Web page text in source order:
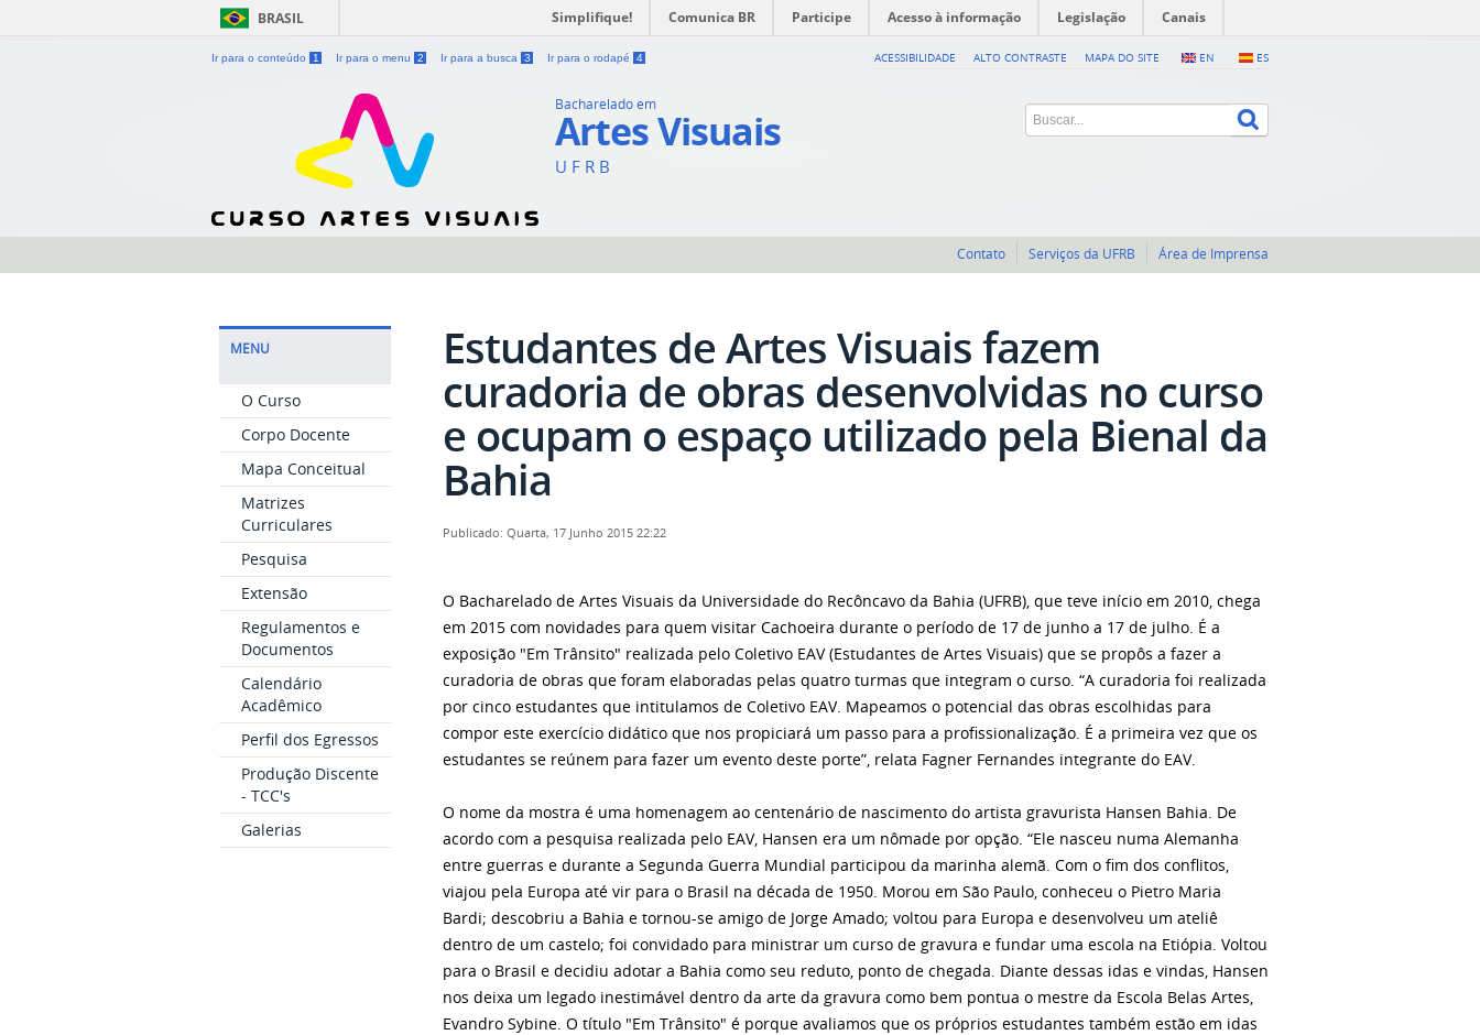
BRASIL Simplifique! Comunica BR Participe Acesso à informação Legislação Canais
Ir para o conteúdo 1 Ir para o menu 2 Ir para a busca 3 Ir para o rodapé 4 EN ES
ACESSIBILIDADE ALTO CONTRASTE MAPA DO SITE
Bacharelado em
Artes Visuais
U F R B
Contato Serviços da UFRB Área de Imprensa
MENU
O Curso
Corpo Docente
Mapa Conceitual
Matrizes
Curriculares
Pesquisa
Extensão
Regulamentos e
Documentos
Calendário
Acadêmico
Perfil dos Egressos
Produção Discente
- TCC's
Galerias
Estudantes de Artes Visuais fazem
curadoria de obras desenvolvidas no curso
e ocupam o espaço utilizado pela Bienal da
Bahia
Publicado: Quarta, 17 Junho 2015 22:22
O Bacharelado de Artes Visuais da Universidade do Recôncavo da Bahia (UFRB), que teve início em 2010, chega
em 2015 com novidades para quem visitar Cachoeira durante o período de 17 de junho a 17 de julho. É a
exposição "Em Trânsito" realizada pelo Coletivo EAV (Estudantes de Artes Visuais) que se propôs a fazer a
curadoria de obras que foram elaboradas pelas quatro turmas que integram o curso. “A curadoria foi realizada
por cinco estudantes que intitulamos de Coletivo EAV. Mapeamos o potencial das obras escolhidas para
compor este exercício didático que nos propiciará um passo para a profissionalização. É a primeira vez que os
estudantes se reúnem para fazer um evento deste porte”, relata Fagner Fernandes integrante do EAV.
O nome da mostra é uma homenagem ao centenário de nascimento do artista gravurista Hansen Bahia. De
acordo com a pesquisa realizada pelo EAV, Hansen era um nômade por opção. “Ele nasceu numa Alemanha
entre guerras e durante a Segunda Guerra Mundial participou da marinha alemã. Com o fim dos conflitos,
viajou pela Europa até vir para o Brasil na década de 1950. Morou em São Paulo, conheceu o Pietro Maria
Bardi; descobriu a Bahia e tornou-se amigo de Jorge Amado; voltou para Europa e desenvolveu um ateliê
dentro de um castelo; foi convidado para ministrar um curso de gravura e fundar uma escola na Etiópia. Voltou
para o Brasil e decidiu adotar a Bahia como seu reduto, ponto de chegada. Diante dessas idas e vindas, Hansen
nos deixa um legado inestimável dentro da arte da gravura como bem pontua o mestre da Escola Belas Artes,
Evandro Sybine. O título "Em Trânsito" é porque avaliamos que os próprios estudantes também estão em idas